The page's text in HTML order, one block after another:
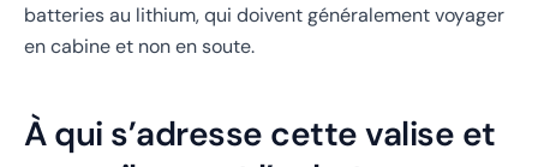
batteries au lithium, qui doivent généralement voyager
en cabine et non en soute.
À qui s’adresse cette valise et